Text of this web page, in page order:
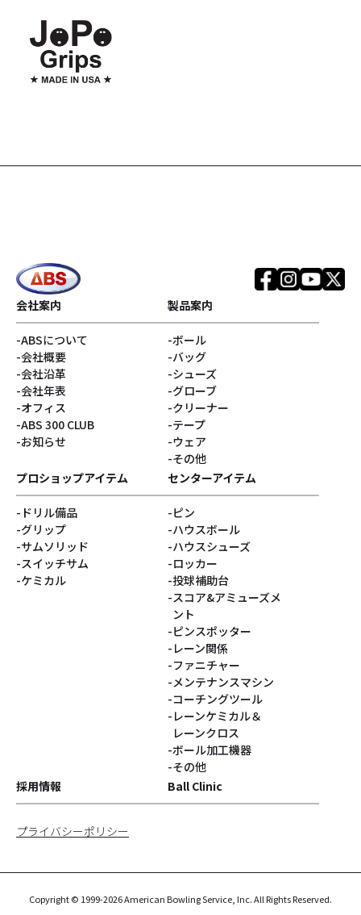
会社案内
ABSについて
会社概要
会社沿革
会社年表
オフィス
ABS 300 CLUB
お知らせ
製品案内
ボール
バッグ
シューズ
グローブ
クリーナー
テープ
ウェア
その他
プロショップアイテム
ドリル備品
グリップ
サムソリッド
スイッチサム
ケミカル
センターアイテム
ピン
ハウスボール
ハウスシューズ
ロッカー
投球補助台
スコア&アミューズメ
ント
ピンスポッター
レーン関係
ファニチャー
メンテナンスマシン
コーチングツール
レーンケミカル＆
レーンクロス
ボール加工機器
その他
採用情報
Ball Clinic
プライバシーポリシー
Copyright © 1999-2026 American Bowling Service, Inc. All Rights Reserved.